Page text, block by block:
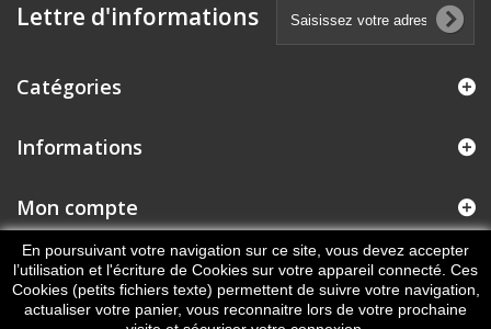
Lettre d'informations
Catégories
Informations
Mon compte
Informations sur votre boutique
En poursuivant votre navigation sur ce site, vous devez accepter
l’utilisation et l'écriture de Cookies sur votre appareil connecté. Ces
Cookies (petits fichiers texte) permettent de suivre votre navigation,
actualiser votre panier, vous reconnaitre lors de votre prochaine